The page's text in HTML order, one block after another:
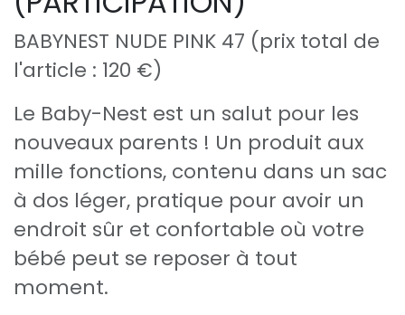
BABYNEST NUDE PINK 47 (prix total de
l'article : 120 €)
Le Baby-Nest est un salut pour les
nouveaux parents ! Un produit aux
mille fonctions, contenu dans un sac
à dos léger, pratique pour avoir un
endroit sûr et confortable où votre
bébé peut se reposer à tout
moment.